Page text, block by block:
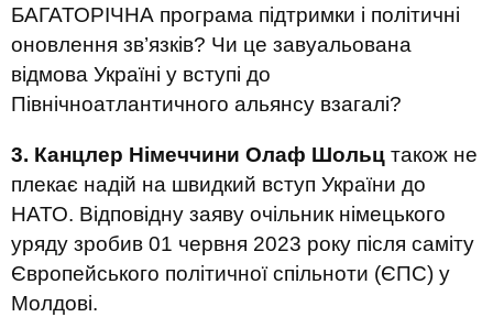
БАГАТОРІЧНА програма підтримки і політичні
оновлення зв’язків? Чи це завуальована
відмова Україні у вступі до
Північноатлантичного альянсу взагалі?
3. Канцлер Німеччини Олаф Шольц також не
плекає надій на швидкий вступ України до
НАТО. Відповідну заяву очільник німецького
уряду зробив 01 червня 2023 року після саміту
Європейського політичної спільноти (ЄПС) у
Молдові.